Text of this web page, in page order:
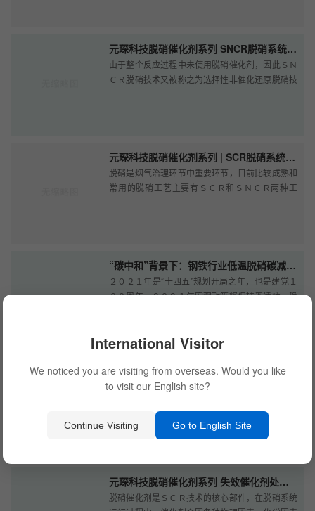
元琛科技脱硝催化剂系列 SNCR脱硝系统分析
由于整个反应过程中未使用脱硝催化剂，因此ＳＮ
ＣＲ脱硝技术又被称之为选择性非催化还原脱硝技
元琛科技脱硝催化剂系列 | SCR脱硝系统分析
脱硝是烟气治理环节中重要环节，目前比较成熟和
常用的脱硝工艺主要有ＳＣＲ和ＳＮＣＲ两种工
“碳中和”背景下：钢铁行业低温脱硝碳减排路径剖析
２０２１年是“十四五”规划开局之年，也是建党１
００周年。２０２１年宏观政策将保持连续性、稳
元琛科技除尘滤袋系列 袋式除尘器过滤原理
袋式除尘器是一种干式滤尘装置，利用除尘滤袋的
小、干燥、非纤维性粉尘。袋式除尘器的滤尘过程
比较复杂。一般来讲，粉尘粒子在···
元琛科技脱硝催化剂系列 失效催化剂处理方式
脱硝催化剂是ＳＣＲ技术的核心部件，在脱硝系统
International Visitor
We noticed you are visiting from overseas. Would you like
to visit our English site?
Continue Visiting Go to English Site